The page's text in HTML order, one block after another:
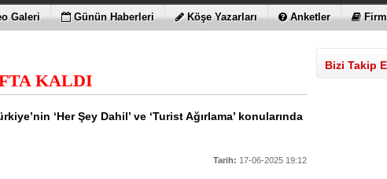
DESTEKLİYORLARMIŞ
FITIKTA DA ÖNEMLİ
BİLE KORKUTTU
EN UYGUNLAR
YAPTILAR
DAHA!!!
YENİ RENK
Galeri Günün Haberleri Köşe Yazarları Anketler
KALDI
‘Her Şey Dahil’ ve ‘Turist Ağırlama’ konularında
Tarih: 17-06-2025 19:12
Bizi Takip